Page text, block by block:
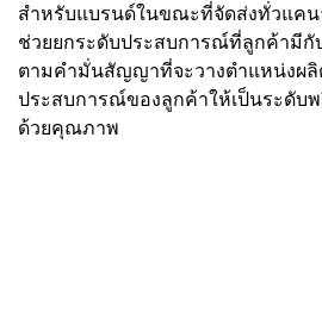
สำหรับแบรนด์ในขณะที่จัดส่งทั่วแคน
ช่วยยกระดับประสบการณ์ที่ลูกค้ามีกั
ตามคำมั่นสัญญาที่จะวางตำแหน่งผ
ประสบการณ์ของลูกค้าให้เป็นระดับ
ด้วยคุณภาพ